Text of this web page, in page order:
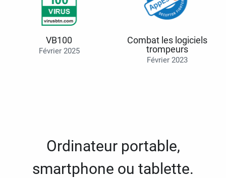
VB100
Février 2025
Combat les logiciels
trompeurs
Février 2023
Ordinateur portable,
smartphone ou tablette.